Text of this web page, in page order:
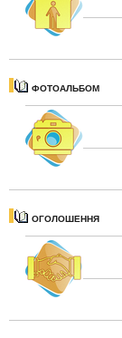
ФОТОАЛЬБОМ
ОГОЛОШЕННЯ